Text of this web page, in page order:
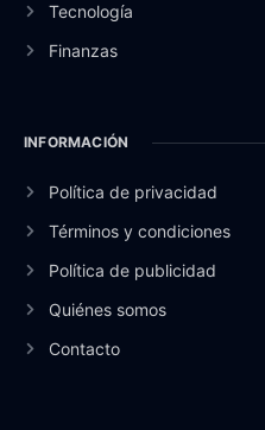
Tecnología
Finanzas
INFORMACIÓN
Política de privacidad
Términos y condiciones
Política de publicidad
Quiénes somos
Contacto